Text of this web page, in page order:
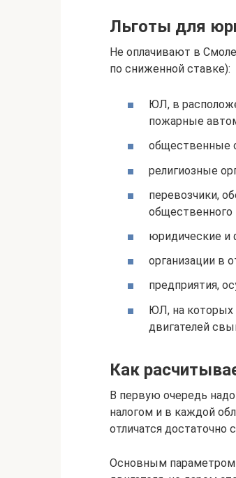
Льготы для
Не оплачивают в
по сниженной ставке):
ЮЛ, в
пожарные
общественные
религиозные
перевозчики,
общественного
юридические и
организации в
предприятия,
ЮЛ, на которых
двигателей
Как
В первую очередь
налогом и в каждой
отличатся достаточно
Основным параметром